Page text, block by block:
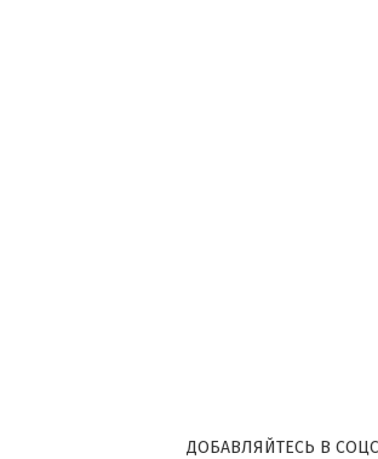
ДОБАВЛЯЙТЕСЬ В